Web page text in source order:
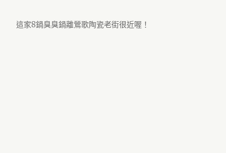
這家8鍋臭臭鍋離鶯歌陶瓷老街很近喔！